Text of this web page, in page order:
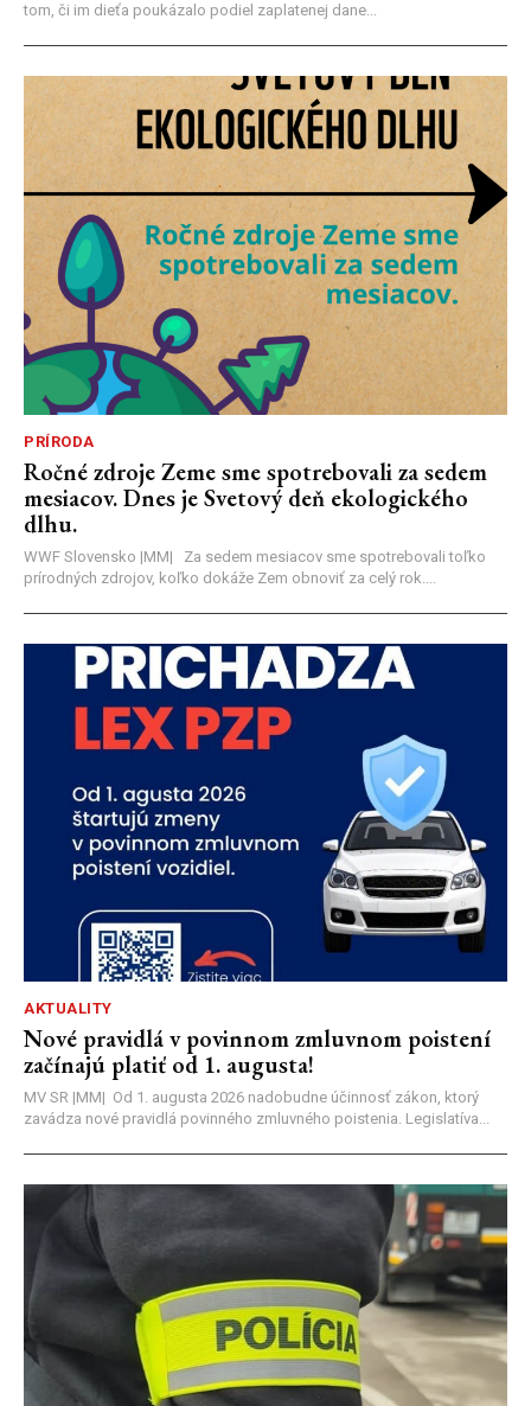
tom, či im dieťa poukázalo podiel zaplatenej dane...
PRÍRODA
Ročné zdroje Zeme sme spotrebovali za sedem
mesiacov. Dnes je Svetový deň ekologického
dlhu.
WWF Slovensko |MM| Za sedem mesiacov sme spotrebovali toľko
prírodných zdrojov, koľko dokáže Zem obnoviť za celý rok....
AKTUALITY
Nové pravidlá v povinnom zmluvnom poistení
začínajú platiť od 1. augusta!
MV SR |MM| Od 1. augusta 2026 nadobudne účinnosť zákon, ktorý
zavádza nové pravidlá povinného zmluvného poistenia. Legislatíva...